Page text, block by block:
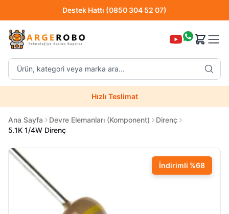
Hızlı Teslimat
Ürün, kategori veya marka ara...
Destek Hattı (0850 304 52 07)
Hızlı Teslimat
Uzman Teknik Servis
Ana Sayfa Devre Elemanları (Komponent)
Direnç
5.1K 1/4W Direnç
İndirimli %68